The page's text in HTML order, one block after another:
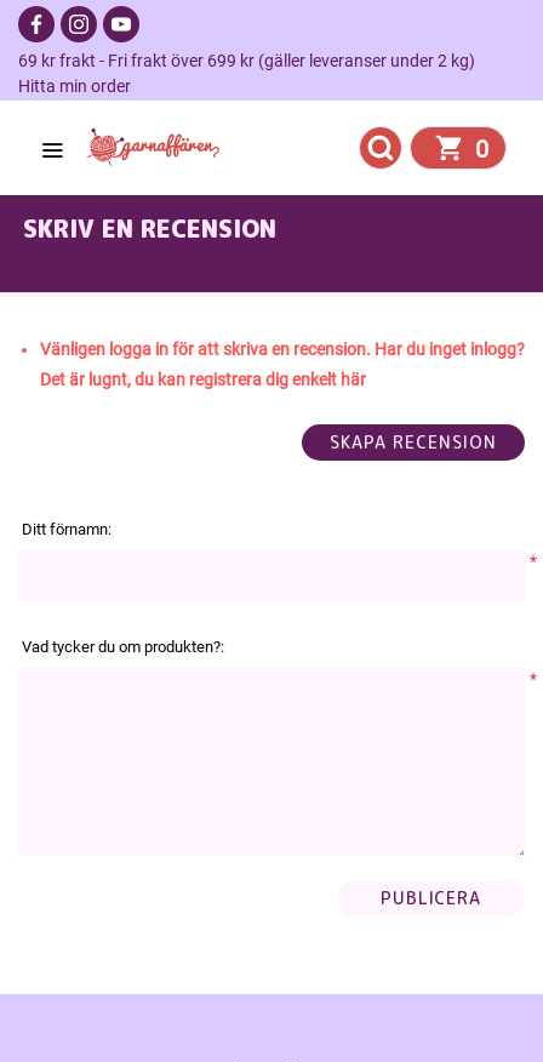
69 kr frakt - Fri frakt över 699 kr (gäller leveranser under 2 kg)
Hitta min order
0
SKRIV EN RECENSION
Vänligen logga in för att skriva en recension. Har du inget inlogg?
Det är lugnt, du kan registrera dig enkelt här
Ditt förnamn:
*
Vad tycker du om produkten?:
*